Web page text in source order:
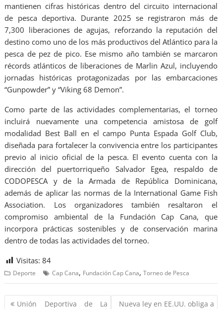
mantienen cifras históricas dentro del circuito internacional
de pesca deportiva. Durante 2025 se registraron más de
7,300 liberaciones de agujas, reforzando la reputación del
destino como uno de los más productivos del Atlántico para la
pesca de pez de pico. Ese mismo año también se marcaron
récords atlánticos de liberaciones de Marlin Azul, incluyendo
jornadas históricas protagonizadas por las embarcaciones
“Gunpowder” y “Viking 68 Demon”.
Como parte de las actividades complementarias, el torneo
incluirá nuevamente una competencia amistosa de golf
modalidad Best Ball en el campo Punta Espada Golf Club,
diseñada para fortalecer la convivencia entre los participantes
previo al inicio oficial de la pesca. El evento cuenta con la
dirección del puertorriqueño Salvador Egea, respaldo de
CODOPESCA y de la Armada de República Dominicana,
además de aplicar las normas de la International Game Fish
Association. Los organizadores también resaltaron el
compromiso ambiental de la Fundación Cap Cana, que
incorpora prácticas sostenibles y de conservación marina
dentro de todas las actividades del torneo.
Visitas: 84
Deporte Cap Cana, Fundación Cap Cana,Torneo de Pesca
Unión Deportiva de La
Nueva ley en EE.UU. obliga a